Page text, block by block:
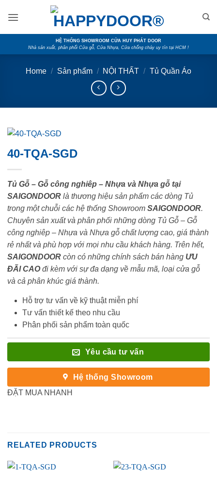
HỆ THỐNG SHOWROOM CỬA HUY PHÁT DOOR
Nhà sản xuất, phân phối Cửa gỗ, Cửa Nhựa, Cửa chống cháy uy tín tại HCM !
Home / Sản phẩm / NỘI THẤT / Tủ Quần Áo
40-TQA-SGD
Tủ Gỗ – Gỗ công nghiêp – Nhựa và Nhựa gỗ tại
SAIGONDOOR là thương hiệu sản phẩm các dòng Tủ
trong một chuỗi các hệ thống Showroom SAIGONDOOR.
Chuyên sản xuất và phân phối những dòng Tủ Gỗ – Gỗ
công nghiêp – Nhựa và Nhựa gỗ chất lượng cao, giá thành
rẻ nhất và phù hợp với mọi nhu cầu khách hàng. Trên hết,
SAIGONDOOR còn có những chính sách bán hàng ƯU
ĐÃI CAOđi kèm với sự đa dạng về mẫu mã, loại cửa gỗ
và cả phân khúc giá thành.
Hỗ trợ tư vấn về kỹ thuật miễn phí
Tư vấn thiết kế theo nhu cầu
Phân phối sản phẩm toàn quốc
Yêu cầu tư vấn
Hệ thống Showroom
ĐẶT MUA NHANH
RELATED PRODUCTS